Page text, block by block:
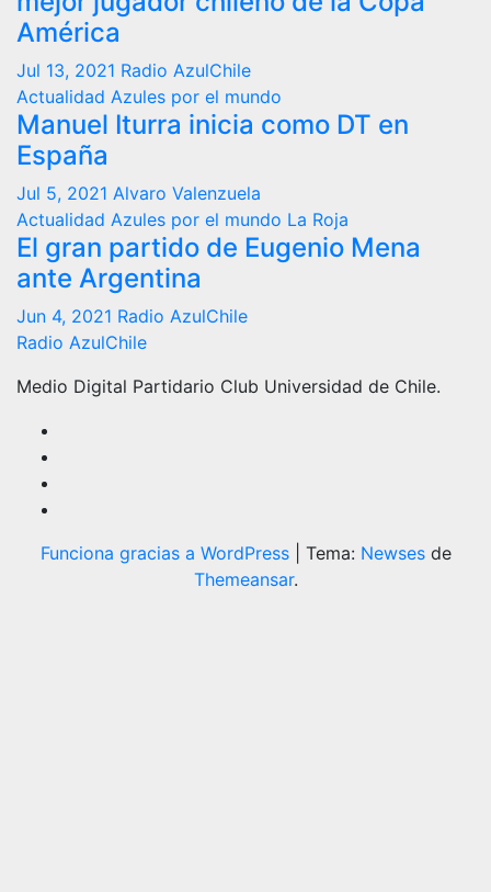
América
Jul 13, 2021 Radio AzulChile
Actualidad Azules por el mundo
Manuel Iturra inicia como DT en
España
Jul 5, 2021 Alvaro Valenzuela
Actualidad Azules por el mundo La Roja
El gran partido de Eugenio Mena
ante Argentina
Jun 4, 2021 Radio AzulChile
Radio AzulChile
Medio Digital Partidario Club Universidad de Chile.
Funciona gracias a WordPress Tema: Newsesde
Themeansar.